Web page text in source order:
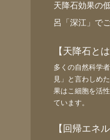
天降石効果の
呂「深江」で
【天降石とは
多くの自然科学
見」と言わしめ
果はこ細胞を活
ています。
【回帰エネ